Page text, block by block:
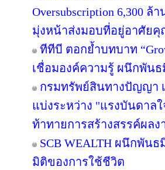
Oversubscription 6,300
มุ่งหน้าส่งมอบที่อยู่อาศัยคุ
ทีทีบี ตอกย้ำบทบาท
เชื่อมองค์ความรู้ ผนึกพัน
กรมทรัพย์สินทางปัญญา
แบ่งระหว่าง "แรงบันดาล
ท้าทายการสร้างสรรค์ผล
SCB WEALTH ผนึกพัน
มิติของการใช้ชีวิต